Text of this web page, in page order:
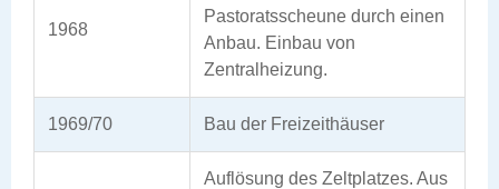
1968
Pastoratsscheune durch einen
Anbau. Einbau von
Zentralheizung.
1969/70 Bau der Freizeithäuser
Auflösung des Zeltplatzes. Aus